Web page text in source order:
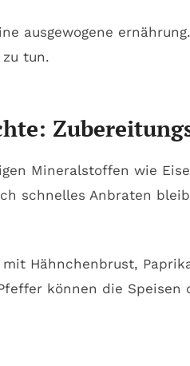
Mineralstoffen wie
schnelles Anbraten
Hähnchenbrust,
können die Speisen